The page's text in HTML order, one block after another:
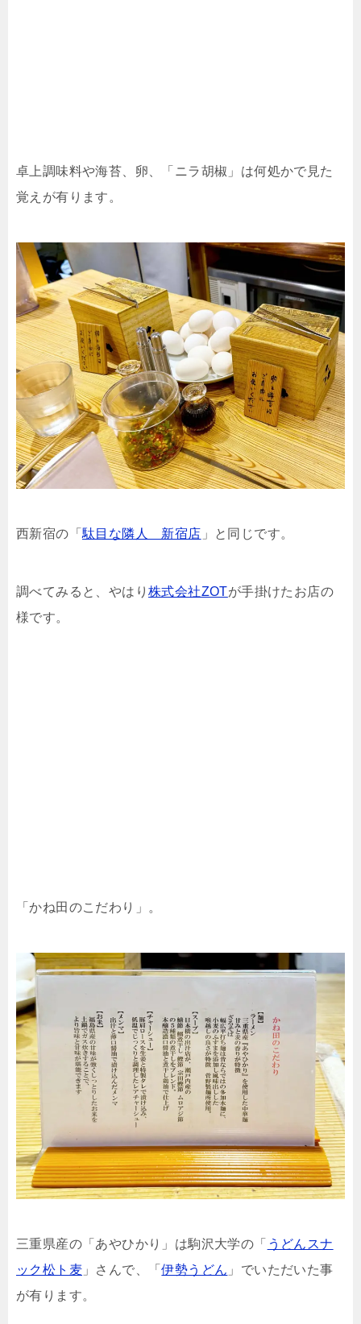
卓上調味料や海苔、卵、「ニラ胡椒」は何処かで見た
覚えが有ります。
西新宿の「 駄目な隣人 新宿店 」と同じです。
調べてみると、やはり 株式会社ZOTが手掛けたお店の
様です。
「かね田のこだわり」。
三重県産の「あやひかり」は駒沢大学の「 うどんスナ
ック松ト麦 」さんで、「伊勢うどん 」でいただいた事
が有ります。